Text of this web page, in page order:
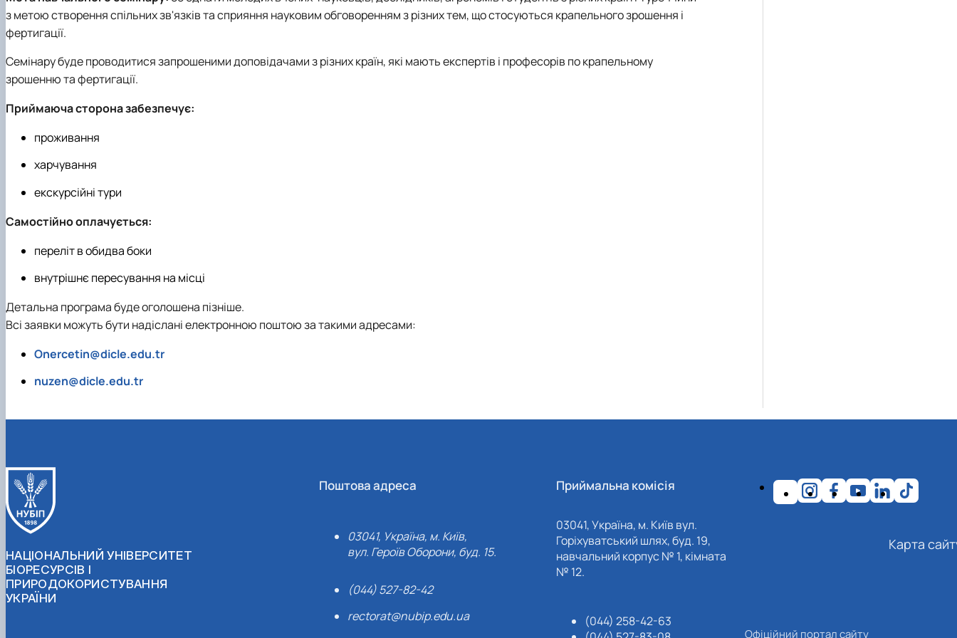
з метою створення спільних зв'язків та сприяння науковим обговоренням з різних тем, що стосуються крапельного зрошення і
фертигації.
Семінару буде проводитися ​​запрошеними доповідачами з різних країн, які мають експертів і професорів по крапельному
зрошенню та фертигації.
Приймаюча сторона забезпечує:
проживання
харчування
екскурсійні тури
Самостійно оплачується:
переліт в обидва боки
внутрішнє пересування на місці
Детальна програма буде оголошена пізніше.
Всі заявки можуть бути надіслані електронною поштою за такими адресами:
Onercetin@dicle.edu.tr
nuzen@dicle.edu.tr
НАЦІОНАЛЬНИЙ УНІВЕРСИТЕТ
БІОРЕСУРСІВ І
ПРИРОДОКОРИСТУВАННЯ
УКРАЇНИ
Поштова адреса
03041, Україна, м. Київ,
вул. Героїв Оборони, буд. 15.
(044) 527-82-42
rectorat@nubip.edu.ua
Приймальна комісія
03041, Україна, м. Київ вул.
Горіхуватський шлях, буд. 19,
навчальний корпус № 1, кімната
№ 12.
(044) 258-42-63
Карта
Офіційний портал сайту